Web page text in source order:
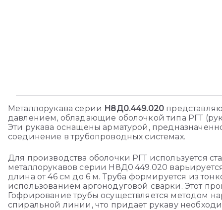
Металлорукава серии Н8Д0.449.020
давлением, обладающие оболочкой типа РГТ
Эти рукава оснащены арматурой,
соединение в трубопроводных системах.
Для производства оболочки РГТ используется
металлорукавов серии Н8Д0.449.020
длина от 46 см до 6 м. Труба формируется из
использованием аргонодуговой сварки. Этот
Гофрирование трубы осуществляется
спиральной линии, что придает рукаву